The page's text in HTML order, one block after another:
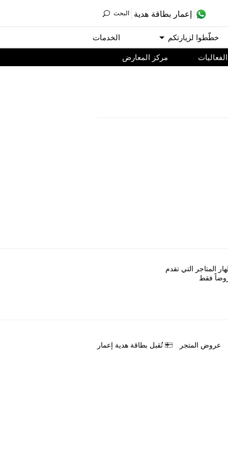
ﺇﻋﻤﺎﺭ ﺑﻄﺎﻗﺔ ﻫﺪﻳﺔ اﻟﺒﺤﺚ
ﺧﻄّﻄﻮا ﻟﺰﻳﺎﺭﺗﻜﻢ اﻟﺨﺪﻣﺎﺕ
اﻟﻔﻌﺎﻟﻴﺎﺕ مركز المعارض
اﻟﻤﺘﺎﺟﺮ اﻟﺘﻲ ﺗﻘﺪﻡ
ﻓﻘﻂ
ﻋﺮﻭﺽ اﻟﻤﺘﺠﺮ ﺗُﻘﺒﻞ ﺑﻄﺎﻗﺔ ﻫﺪﻳﺔ ﺇﻋﻤﺎﺭ